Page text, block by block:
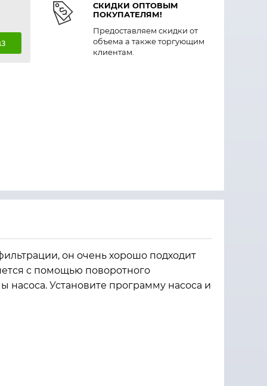
СКИДКИ ОПТОВЫМ
ПОКУПАТЕЛЯМ!
Предоставляем скидки от
объема а также торгующим
клиентам.
он очень хорошо подходит
с помощью поворотного
Установите программу насоса и